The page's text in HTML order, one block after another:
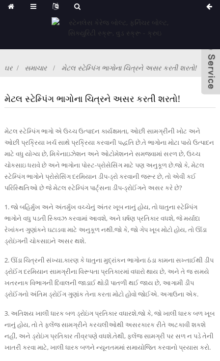
ઘર સમાચાર મેટલ સ્ટેમ્પિંગ ભાગોના ચિત્રને અસર કરતી શરતો!
મેટલ સ્ટેમ્પિંગ ભાગોના ચિત્રને અસર કરતી શરતો!
મેટલ સ્ટેમ્પિંગ ભાગો એ ઉચ્ચ ઉત્પાદન કાર્યક્ષમતા, ઓછી સામગ્રીની ખોટ અને
ઓછી પ્રક્રિયા ખર્ચ સાથે પ્રક્રિયા કરવાની પદ્ધતિ છે.તે ભાગોના મોટા પાયે ઉત્પાદન
માટે વધુ યોગ્ય છે, મિકેનાઇઝેશન અને ઓટોમેશનને સમજવામાં સરળ છે, ઉચ્ચ
ચોકસાઇ ધરાવે છે અને ભાગોના પોસ્ટ-પ્રોસેસિંગ માટે પણ અનુકૂળ છે.જો કે, મેટલ
સ્ટેમ્પિંગ ભાગોને પ્રોસેસિંગ દરમિયાન ડીપ-ડ્રો કરવાની જરૂર છે, તો એવી કઈ
પરિસ્થિતિઓ છે જે મેટલ સ્ટેમ્પિંગ પાર્ટ્સના ડીપ-ડ્રોઈંગને અસર કરે છે?
1. જો બહિર્મુખ અને અંતર્મુખ વચ્ચેનું અંતર ખૂબ નાનું હોય, તો ધાતુના સ્ટેમ્પિંગ
ભાગોને વધુ પડતી સ્ક્વિઝ કરવામાં આવશે, અને ઘર્ષણ પ્રતિકાર વધશે, જે મર્યાદા
રેખાંકન ગુણાંકને ઘટાડવા માટે અનુકૂળ નથી.જો કે, જો ગેપ ખૂબ મોટો હોય, તો ઊંડા
ડ્રોઇંગની ચોકસાઇને અસર થશે.
2. ઊંડા ચિત્રની સંખ્યા.કારણ કે ધાતુના મુદ્રાંકન ભાગોના ઠંડા કામના સખ્તાઈથી ડીપ
ડ્રોઈંગ દરમિયાન સામગ્રીના વિરૂપતા પ્રતિકારમાં વધારો થાય છે, અને તે જ સમયે
ખતરનાક વિભાગની દિવાલની જાડાઈ થોડી પાતળી થઈ જાય છે, આગામી ડીપ
ડ્રોઈંગનો અંતિમ ડ્રોઈંગ ગુણાંક તેના કરતા મોટો હોવો જોઈએ. અગાઉના એક.
3. અતિશય ખાલી ધારક બળ ડ્રોઇંગ પ્રતિકાર વધારશે.જો કે, જો ખાલી ધારક બળ ખૂબ
નાનું હોય, તો તે ફ્લેંજ સામગ્રીને કરચલીઓથી અસરકારક રીતે અટકાવી શકશે
નહીં, અને ડ્રોઇંગ પ્રતિકાર તીવ્રપણે વધશે.તેથી, ફ્લેંજ સામગ્રી પર સળ ન પડે તેની
ખાતરી કરવા માટે, ખાલી ધારક બળને ન્યૂનતમમાં સમાયોજિત કરવાનો પ્રયાસ કરો.